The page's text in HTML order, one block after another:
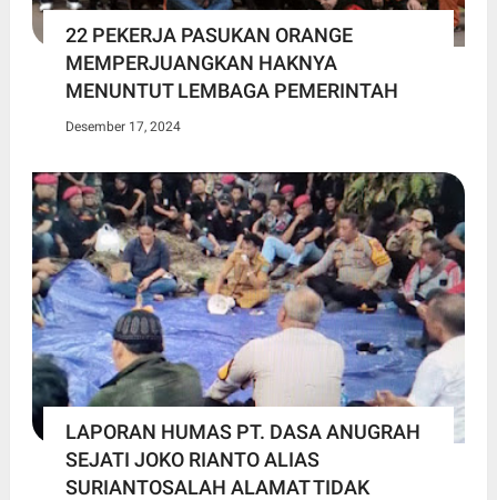
22 PEKERJA PASUKAN ORANGE
MEMPERJUANGKAN HAKNYA
MENUNTUT LEMBAGA PEMERINTAH
Desember 17, 2024
LAPORAN HUMAS PT. DASA ANUGRAH
SEJATI JOKO RIANTO ALIAS
SURIANTOSALAH ALAMAT TIDAK